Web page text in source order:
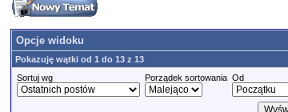
Opcje widoku
Pokazuję wątki od 1 do 13 z 13
Sortuj wg
Porządek sortowania Od